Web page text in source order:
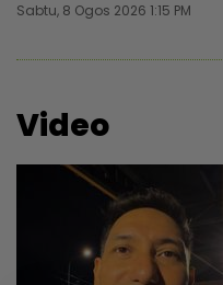
Sabtu, 8 Ogos 2026 1:15 PM
Video